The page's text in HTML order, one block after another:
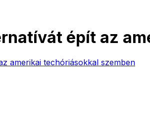
épít az
amerikai techóriásokkal szemben